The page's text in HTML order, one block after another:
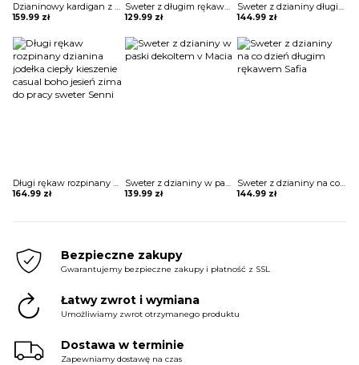
Dzianinowy kardigan z długim rękawem odkrytym przodem sweter Marna
159.99 zł
Sweter z długim rękawem falbanką Finja
129.99 zł
Sweter z dzianiny długim rękawem w stylu ludowym Carolanne
144.99 zł
Długi rękaw rozpinany dzianina jodełka ciepły kieszenie casual boho jesień zima do pracy sweter Senni
164.99 zł
Sweter z dzianiny w paski dekoltem v Macia
139.99 zł
Sweter z dzianiny na co dzień długim rękawem Safia
144.99 zł
Bezpieczne zakupy
Gwarantujemy bezpieczne zakupy i płatność z SSL
Łatwy zwrot i wymiana
Umożliwiamy zwrot otrzymanego produktu
Dostawa w terminie
Zapewniamy dostawę na czas